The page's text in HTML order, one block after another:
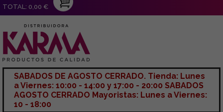
TOTAL: 0,00 €
SABADOS DE AGOSTO CERRADO. Tienda: Lunes
a Viernes: 10:00 - 14:00 y 17:00 - 20:00 SABADOS
AGOSTO CERRADO Mayoristas: Lunes a Viernes:
10 - 18:00